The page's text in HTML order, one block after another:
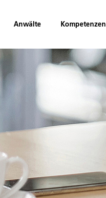
Anwälte Kompetenzen